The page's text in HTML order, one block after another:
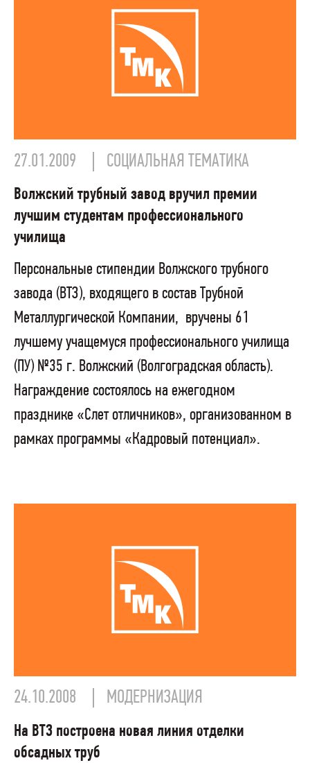
27.01.2009 СОЦИАЛЬНАЯ ТЕМАТИКА
Волжский трубный завод вручил премии
лучшим студентам профессионального
училища
Персональные стипендии Волжского трубного
завода (ВТЗ), входящего в состав Трубной
Металлургической Компании, вручены 61
лучшему учащемуся профессионального училища
(ПУ) №35 г. Волжский (Волгоградская область).
Награждение состоялось на ежегодном
празднике «Слет отличников», организованном в
рамках программы «Кадровый потенциал».
24.10.2008 МОДЕРНИЗАЦИЯ
На ВТЗ построена новая линия отделки
обсадных труб